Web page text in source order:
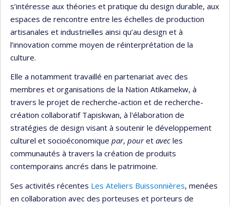
s’intéresse aux théories et pratique du design durable, aux
espaces de rencontre entre les échelles de production
artisanales et industrielles ainsi qu’au design et à
l’innovation comme moyen de réinterprétation de la
culture.
Elle a notamment travaillé en partenariat avec des
membres et organisations de la Nation Atikamekw, à
travers le projet de recherche-action et de recherche-
création collaboratif Tapiskwan, à l'élaboration de
stratégies de design visant à soutenir le développement
culturel et socioéconomique par, pouret avec les
communautés à travers la création de produits
contemporains ancrés dans le patrimoine.
Ses activités récentes Les Ateliers Buissonnières, menées
en collaboration avec des porteuses et porteurs de